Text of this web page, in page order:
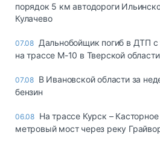
порядок 5 км автодороги
Кулачево
07.08 Дальнобойщик погиб в ДТП
на трассе М-10 в Тверской области
07.08 В Ивановской области за
бензин
06.08 На трассе Курск –
метровый мост через реку